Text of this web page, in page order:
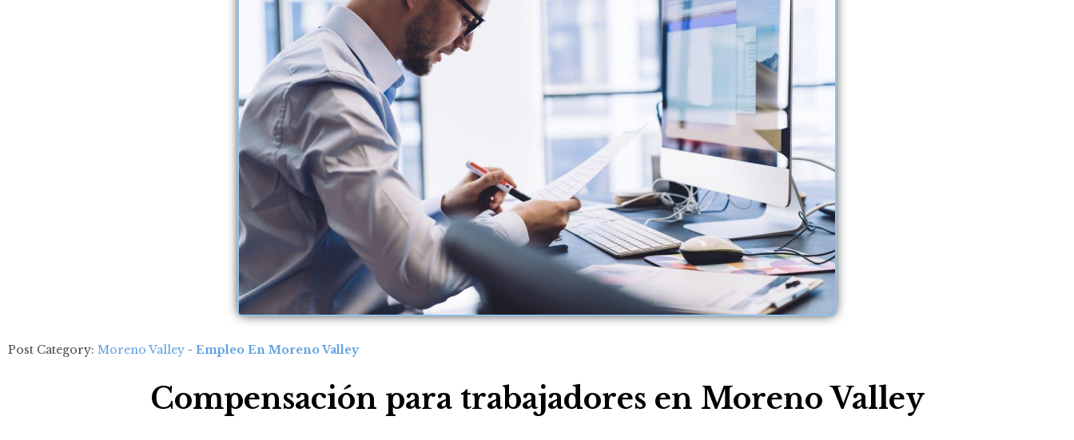
Post Category: Moreno Valley - Empleo En Moreno Valley
Compensación para trabajadores en Moreno Valley